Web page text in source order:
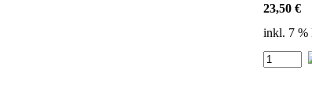
23,50 €
inkl. 7 %